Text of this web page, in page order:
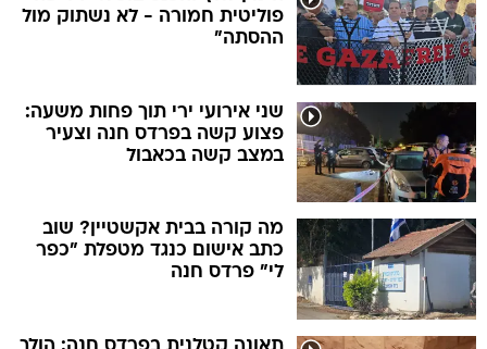
פוליטית חמורה - לא נשתוק מול
ההסתה"
שני אירועי ירי תוך פחות משעה:
פצוע קשה בפרדס חנה וצעיר
במצב קשה בכאבול
מה קורה בבית אקשטיין? שוב
כתב אישום כנגד מטפלת "כפר
לי" פרדס חנה